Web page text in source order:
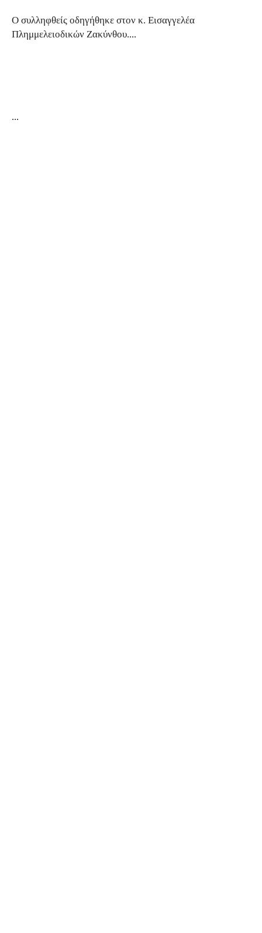
Ο συλληφθείς οδηγήθηκε στον κ. Εισαγγελέα
Πλημμελειοδικών Ζακύνθου....
...